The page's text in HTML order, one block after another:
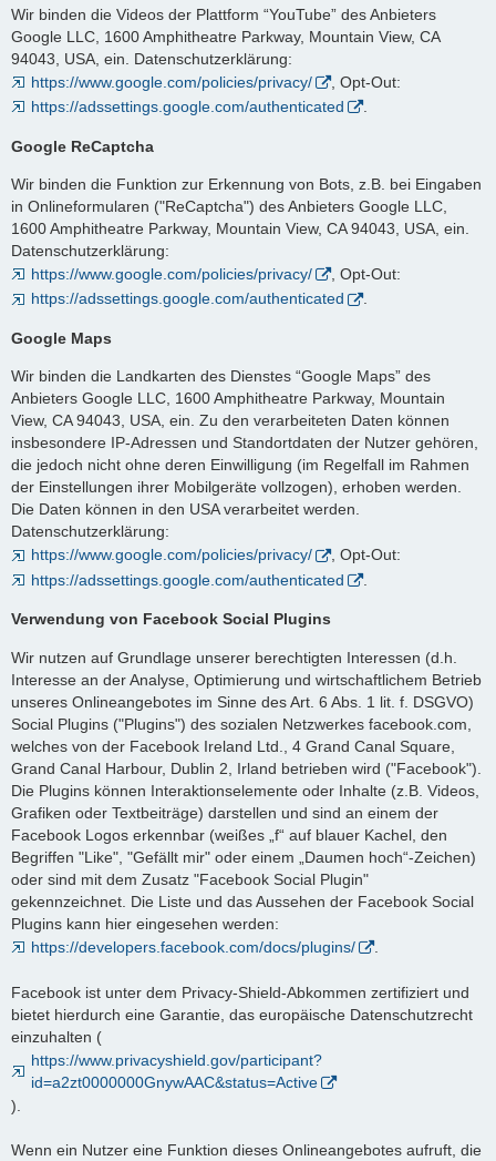
Wir binden die Videos der Plattform “YouTube” des Anbieters
Google LLC, 1600 Amphitheatre Parkway, Mountain View, CA
94043, USA, ein. Datenschutzerklärung:
https://www.google.com/policies/privacy/
, Opt-Out:
https://adssettings.google.com/authenticated
.
Google ReCaptcha
Wir binden die Funktion zur Erkennung von Bots, z.B. bei Eingaben
in Onlineformularen ("ReCaptcha") des Anbieters Google LLC,
1600 Amphitheatre Parkway, Mountain View, CA 94043, USA, ein.
Datenschutzerklärung:
https://www.google.com/policies/privacy/
, Opt-Out:
https://adssettings.google.com/authenticated
.
Google Maps
Wir binden die Landkarten des Dienstes “Google Maps” des
Anbieters Google LLC, 1600 Amphitheatre Parkway, Mountain
View, CA 94043, USA, ein. Zu den verarbeiteten Daten können
insbesondere IP-Adressen und Standortdaten der Nutzer gehören,
die jedoch nicht ohne deren Einwilligung (im Regelfall im Rahmen
der Einstellungen ihrer Mobilgeräte vollzogen), erhoben werden.
Die Daten können in den USA verarbeitet werden.
Datenschutzerklärung:
https://www.google.com/policies/privacy/
, Opt-Out:
https://adssettings.google.com/authenticated
.
Verwendung von Facebook Social Plugins
Wir nutzen auf Grundlage unserer berechtigten Interessen (d.h.
Interesse an der Analyse, Optimierung und wirtschaftlichem Betrieb
unseres Onlineangebotes im Sinne des Art. 6 Abs. 1 lit. f. DSGVO)
Social Plugins ("Plugins") des sozialen Netzwerkes facebook.com,
welches von der Facebook Ireland Ltd., 4 Grand Canal Square,
Grand Canal Harbour, Dublin 2, Irland betrieben wird ("Facebook").
Die Plugins können Interaktionselemente oder Inhalte (z.B. Videos,
Grafiken oder Textbeiträge) darstellen und sind an einem der
Facebook Logos erkennbar (weißes „f“ auf blauer Kachel, den
Begriffen "Like", "Gefällt mir" oder einem „Daumen hoch“-Zeichen)
oder sind mit dem Zusatz "Facebook Social Plugin"
gekennzeichnet. Die Liste und das Aussehen der Facebook Social
Plugins kann hier eingesehen werden:
https://developers.facebook.com/docs/plugins/
.
Facebook ist unter dem Privacy-Shield-Abkommen zertifiziert und
bietet hierdurch eine Garantie, das europäische Datenschutzrecht
einzuhalten (
https://www.privacyshield.gov/participant?
id=a2zt0000000GnywAAC&status=Active
).
Wenn ein Nutzer eine Funktion dieses Onlineangebotes aufruft, die